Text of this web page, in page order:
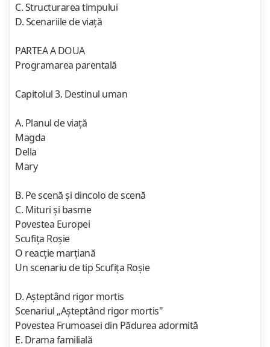
C. Structurarea timpului
D. Scenariile de viaţă
PARTEA A DOUA
Programarea parentală
Capitolul 3. Destinul uman
A. Planul de viaţă
Magda
Della
Mary
B. Pe scenă şi dincolo de scenă
C. Mituri şi basme
Povestea Europei
Scufiţa Roşie
O reacţie marţiană
Un scenariu de tip Scufiţa Roşie
D. Aşteptând rigor mortis
Scenariul „Aşteptând rigor mortis"
Povestea Frumoasei din Pădurea adormită
E. Drama familială